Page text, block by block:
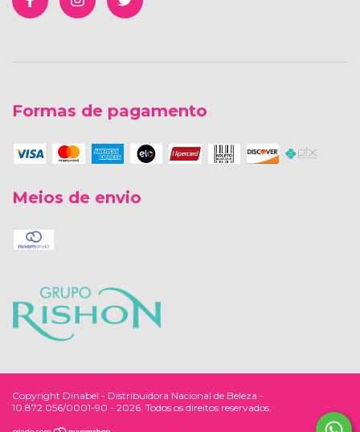
Formas de pagamento
Meios de envio
Copyright Dinabel - Distribuidora Nacional de Beleza -
10.872.056/0001-90 - 2026. Todos os direitos reservados.